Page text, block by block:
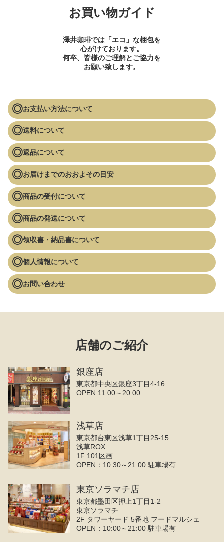
お買い物ガイド
澤井珈琲では「エコ」な梱包を
心がけております。
何卒、皆様のご理解とご協力を
お願い致します。
お支払い方法について
送料について
返品について
お届けまでのおおよその目安
商品の受付について
商品の発送について
領収書・納品書について
個人情報について
お問い合わせ
店舗のご紹介
銀座店
東京都中央区銀座3丁目4‐16
OPEN:11:00～20:00
浅草店
東京都台東区浅草1丁目25-15
浅草ROX
1F 101区画
OPEN：10:30～21:00 駐車場有
東京ソラマチ店
東京都墨田区押上1丁目1-2
東京ソラマチ
2F タワーヤード 5番地 フードマルシェ
OPEN：10:00～21:00 駐車場有